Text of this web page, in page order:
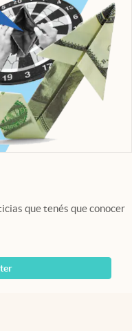
que tenés que conocer